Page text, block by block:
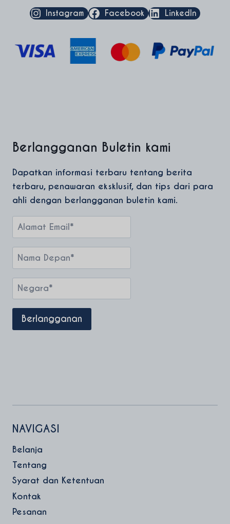
Instagram Facebook LinkedIn
Berlangganan Buletin kami
Dapatkan informasi terbaru tentang berita
terbaru, penawaran eksklusif, dan tips dari para
ahli dengan berlangganan buletin kami.
NAVIGASI
Belanja
Tentang
Syarat dan Ketentuan
Kontak
Pesanan